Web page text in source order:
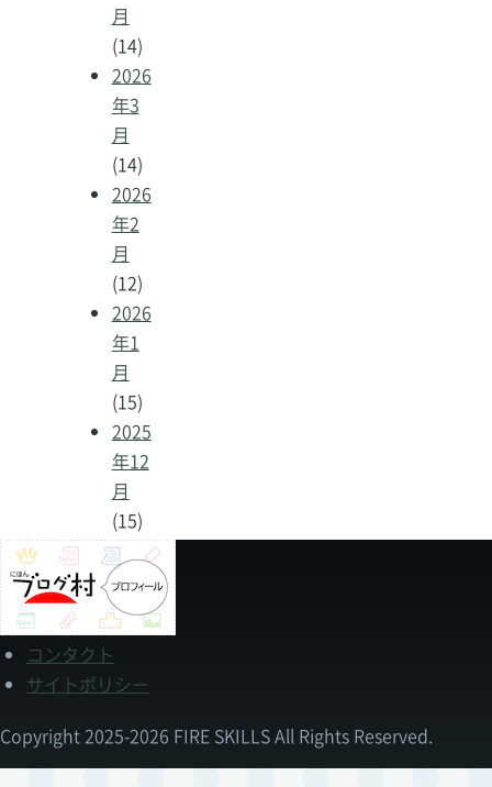
月
(14)
2026
年3
月
(14)
2026
年2
月
(12)
2026
年1
月
(15)
2025
年12
月
(15)
フ
ッ
コンタクト
サイトポリシー
Copyright 2025-2026 FIRE SKILLS All Rights Reserved.